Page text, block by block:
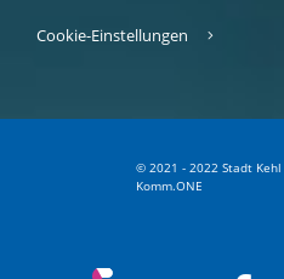
Cookie-Einstellungen
© 2021 - 2022 Stadt Kehl
Komm.ONE